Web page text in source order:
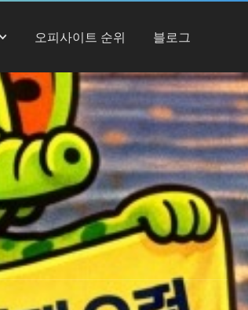
오피사이트 순위 블로그